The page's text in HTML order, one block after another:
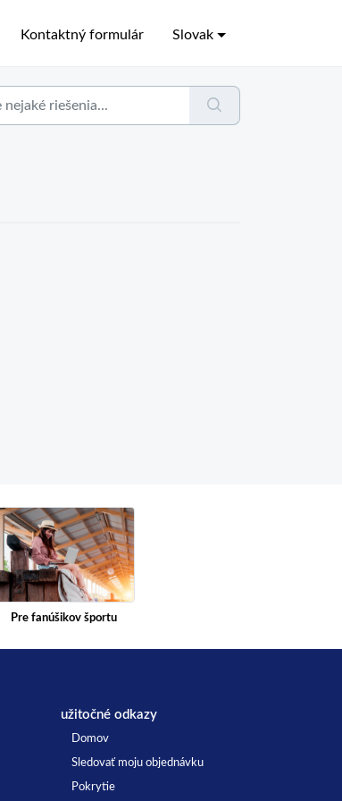
Kontaktný formulár Slovak
Pre fanúšikov športu
užitočné odkazy
Domov
Sledovať moju objednávku
Pokrytie